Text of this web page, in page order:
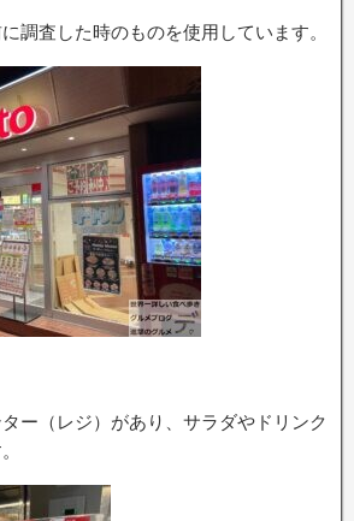
調査した時のものを使用しています。
ー（レジ）があり、サラダやドリンク